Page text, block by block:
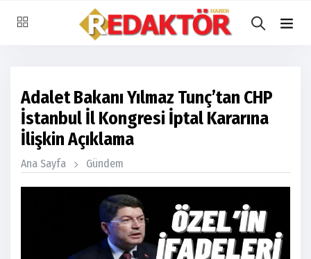
Adalet Bakanı Yılmaz Tunç’tan CHP
İstanbul İl Kongresi İptal Kararına
İlişkin Açıklama
Ana Sayfa Gündem